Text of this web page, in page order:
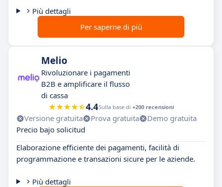
Più dettagli
Per saperne di più
Melio
Rivoluzionare i pagamenti
B2B e amplificare il flusso
di cassa
4.4Sulla base di +200 recensioni
Versione gratuita Prova gratuita
Demo gratuita
Precio bajo solicitud
Elaborazione efficiente dei pagamenti, facilità di
programmazione e transazioni sicure per le aziende.
Più dettagli